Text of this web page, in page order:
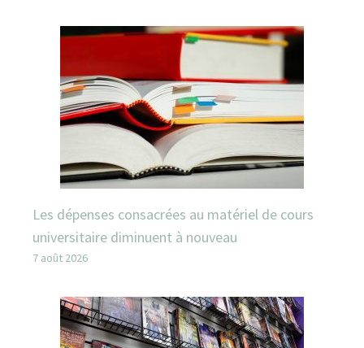
Les dépenses consacrées au matériel de cours
universitaire diminuent à nouveau
7 août 2026